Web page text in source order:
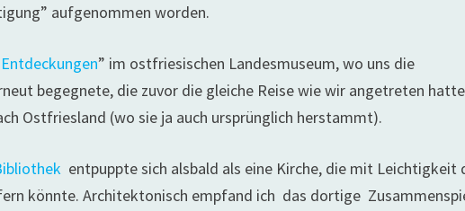
aufgenommen worden.
” im ostfriesischen Landesmuseum, wo uns die
begegnete, die zuvor die gleiche Reise wie wir angetreten
Ostfriesland (wo sie ja auch ursprünglich herstammt).
entpuppte sich alsbald als eine Kirche, die mit Leichtigkeit
könnte. Architektonisch empfand ich das dortige